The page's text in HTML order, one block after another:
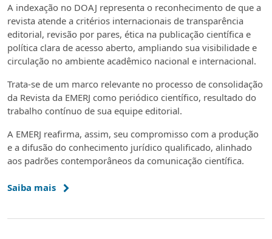
A indexação no DOAJ representa o reconhecimento de que a
revista atende a critérios internacionais de transparência
editorial, revisão por pares, ética na publicação científica e
política clara de acesso aberto, ampliando sua visibilidade e
circulação no ambiente acadêmico nacional e internacional.
Trata-se de um marco relevante no processo de consolidação
da Revista da EMERJ como periódico científico, resultado do
trabalho contínuo de sua equipe editorial.
A EMERJ reafirma, assim, seu compromisso com a produção
e a difusão do conhecimento jurídico qualificado, alinhado
aos padrões contemporâneos da comunicação científica.
Saiba mais